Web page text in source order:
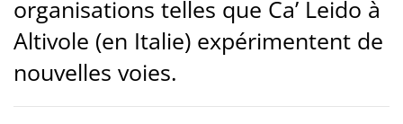
organisations telles que Ca’ Leido à
Altivole (en Italie) expérimentent de
nouvelles voies.